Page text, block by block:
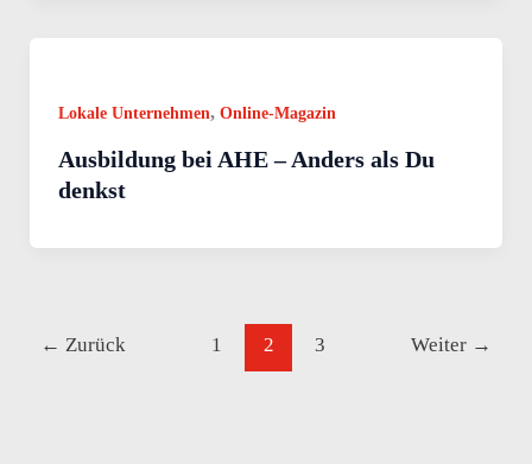
Lokale Unternehmen, Online-Magazin
Ausbildung bei AHE – Anders als Du
denkst
← Zurück 1 2 3 Weiter →